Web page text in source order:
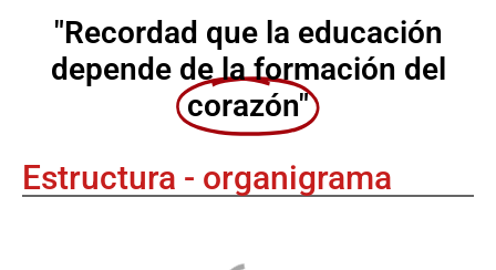
"Recordad que la educación
depende de la formación del
corazón"
Estructura - organigrama